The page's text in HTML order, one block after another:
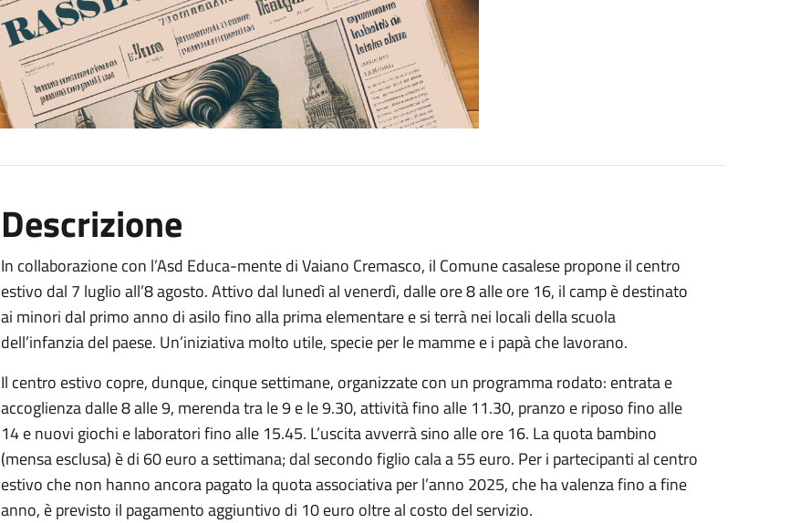
Descrizione
In collaborazione con l’Asd Educa-mente di Vaiano Cremasco, il Comune casalese propone il centro
estivo dal 7 luglio all’8 agosto. Attivo dal lunedì al venerdì, dalle ore 8 alle ore 16, il camp è destinato
ai minori dal primo anno di asilo fino alla prima elementare e si terrà nei locali della scuola
dell’infanzia del paese. Un’iniziativa molto utile, specie per le mamme e i papà che lavorano.
Il centro estivo copre, dunque, cinque settimane, organizzate con un programma rodato: entrata e
accoglienza dalle 8 alle 9, merenda tra le 9 e le 9.30, attività fino alle 11.30, pranzo e riposo fino alle
14 e nuovi giochi e laboratori fino alle 15.45. L’uscita avverrà sino alle ore 16. La quota bambino
(mensa esclusa) è di 60 euro a settimana; dal secondo figlio cala a 55 euro. Per i partecipanti al centro
estivo che non hanno ancora pagato la quota associativa per l’anno 2025, che ha valenza fino a fine
anno, è previsto il pagamento aggiuntivo di 10 euro oltre al costo del servizio.